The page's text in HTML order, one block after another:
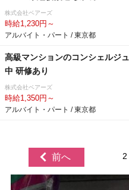
株式会社ベアーズ
時給1,230円～
アルバイト・パート / 東京都
高級マンションのコンシェルジ
中 研修あり
株式会社ベアーズ
時給1,350円～
アルバイト・パート / 東京都
前へ